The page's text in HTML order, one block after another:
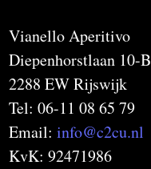
Vianello Aperitivo
Diepenhorstlaan 10-B
2288 EW Rijswijk
Tel: 06-11 08 65 79
Email:info@c2cu.nl
KvK: 92471986